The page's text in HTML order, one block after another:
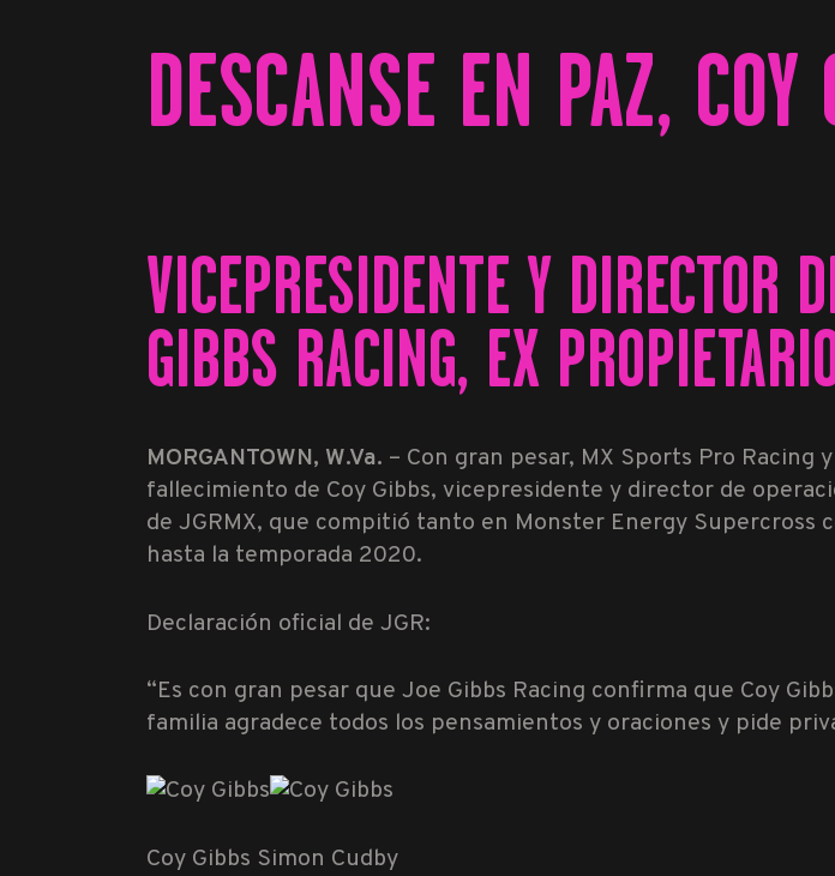
DESCANSE EN PAZ,
VICEPRESIDENTE Y DIRECTOR
GIBBS RACING, EX
MORGANTOWN, W.Va. – Con gran pesar, MX Sports Pro
fallecimiento de Coy Gibbs, vicepresidente y director de
de JGRMX, que compitió tanto en Monster Energy Supercross
hasta la temporada 2020.
Declaración oficial de JGR:
“Es con gran pesar que Joe Gibbs Racing confirma que Coy
familia agradece todos los pensamientos y oraciones y pide
Coy Gibbs Simon Cudby